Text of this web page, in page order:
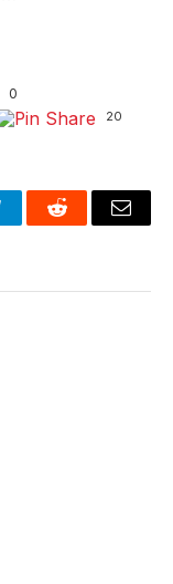
0
20
Reddit Email